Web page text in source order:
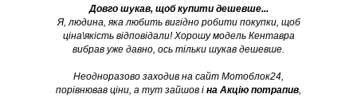
Довго шукав, щоб купити дешевше...
Я, людина, яка любить вигідно робити покупки, щоб
ціна\якість відповідали! Хорошу модель Кентавра
вибрав уже давно, ось тільки шукав дешевше.
Неодноразово заходив на сайт Мотоблок24,
порівнював ціни, а тут зайшов і на Акцію потрапив,